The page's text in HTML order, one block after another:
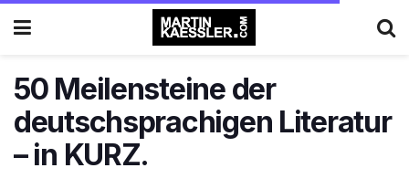
50 Meilensteine der
deutschsprachigen Literatur
– in KURZ.